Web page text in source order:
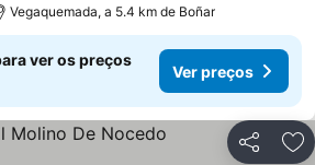
Vegaquemada, a 5.4 km de Boñar
ver os preços
Ver preços
Partilhar